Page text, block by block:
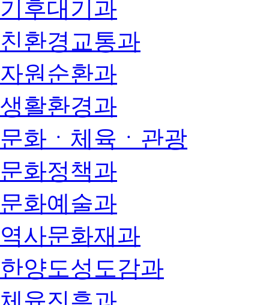
기후대기과
친환경교통과
자원순환과
생활환경과
문화ㆍ체육ㆍ관광
문화정책과
문화예술과
역사문화재과
한양도성도감과